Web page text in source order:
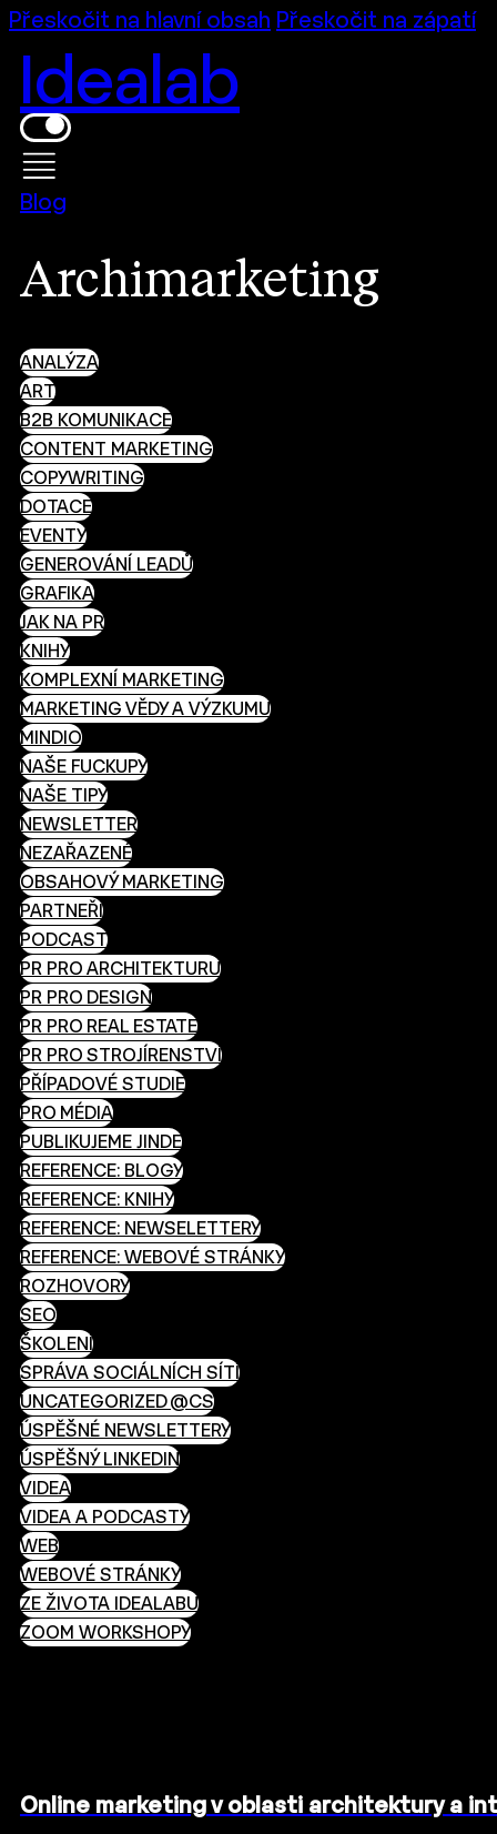
Přeskočit na hlavní obsah Přeskočit na zápatí
Idealab
Blog
Archimarketing
ANALÝZA
ART
B2B KOMUNIKACE
CONTENT MARKETING
COPYWRITING
DOTACE
EVENTY
GENEROVÁNÍ LEADŮ
GRAFIKA
JAK NA PR
KNIHY
KOMPLEXNÍ MARKETING
MARKETING VĚDY A VÝZKUMU
MINDIO
NAŠE FUCKUPY
NAŠE TIPY
NEWSLETTER
NEZAŘAZENÉ
OBSAHOVÝ MARKETING
PARTNEŘI
PODCAST
PR PRO ARCHITEKTURU
PR PRO DESIGN
PR PRO REAL ESTATE
PR PRO STROJÍRENSTVÍ
PŘÍPADOVÉ STUDIE
PRO MÉDIA
PUBLIKUJEME JINDE
REFERENCE: BLOGY
REFERENCE: KNIHY
REFERENCE: NEWSELETTERY
REFERENCE: WEBOVÉ STRÁNKY
ROZHOVORY
SEO
ŠKOLENÍ
SPRÁVA SOCIÁLNÍCH SÍTÍ
UNCATEGORIZED @CS
ÚSPĚŠNÉ NEWSLETTERY
ÚSPĚŠNÝ LINKEDIN
VIDEA
VIDEA A PODCASTY
WEB
WEBOVÉ STRÁNKY
ZE ŽIVOTA IDEALABU
ZOOM WORKSHOPY
Online marketing v oblasti architektury a